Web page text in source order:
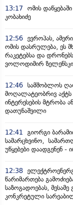
13:17 ომის
კობახიძე
12:56 ევროპას,
ომის დასრულება, ეს
რაკეტებსა და
ვოლოდიმირ ზელენსკი
12:46 სამშობლოს
მოღალატეობრივ აქტს
ინტერესების მტრობა
დათუნაშვილი
12:41
გიორგი
სამარცხვინო,
უწყებები დაადგენენ -
12:38
წარიმართება
საზოგადოებას,
კონკრეტული